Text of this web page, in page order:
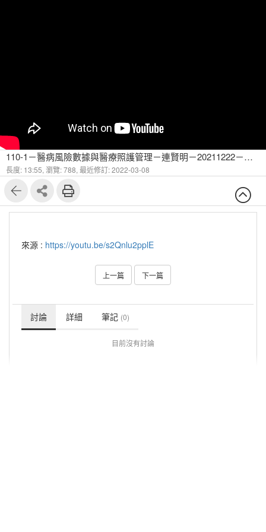
110-1－醫病風險數據與醫療照護管理－連賢明－20211222－透過健保數據討論醫療政策-6
長度: 13:55, 瀏覽: 788, 最近修訂: 2022-03-08
來源 : https://youtu.be/s2Qnlu2pplE
上一篇 下一篇
討論 詳細 筆記 (0)
目前沒有討論